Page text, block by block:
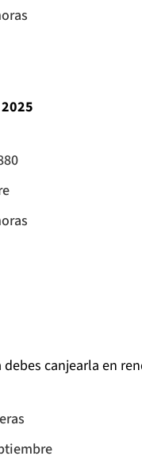
canjearla en